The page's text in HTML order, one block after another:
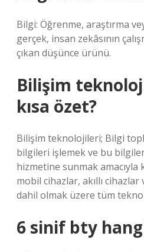
Bilgi: Öğrenme, araştırma
gerçek, insan zekâsının
çıkan düşünce ürünü.
Bilişim
kısa özet?
Bilişim teknolojileri; Bilgi
bilgileri işlemek ve bu
hizmetine sunmak amacıyla
mobil cihazlar, akıllı cihazlar
dahil olmak üzere tüm
6 sinif bty